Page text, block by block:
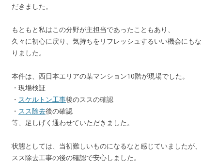
だきました。
もともと私はこの分野が主担当であったこともあり、
久々に初心に戻り、気持ちをリフレッシュするいい機会にもな
りました。
本件は、西日本エリアの某マンション10階が現場でした。
・現場検証
・ スケルトン工事後のススの確認
・ スス除去後の確認
等、足しげく通わせていただきました。
状態としては、当初難しいものになるなと感じていましたが、
スス除去工事の後の確認で安心しました。